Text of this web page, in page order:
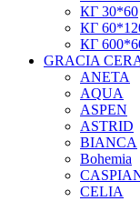
КГ 30*60
КГ
КГ
GRACIA
ANETA
AQUA
ASPEN
ASTRID
BIANCA
Bohemia
CELIA